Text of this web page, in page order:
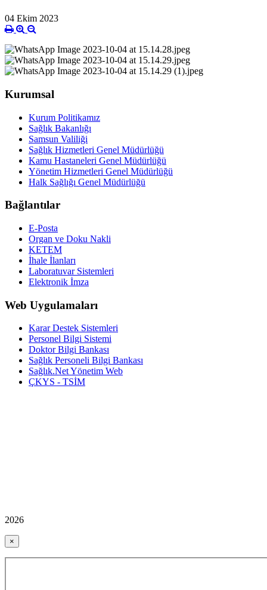
04 Ekim 2023
Kurumsal
Kurum Politikamız
Sağlık Bakanlığı
Samsun Valiliği
Sağlık Hizmetleri Genel Müdürlüğü
Kamu Hastaneleri Genel Müdürlüğü
Yönetim Hizmetleri Genel Müdürlüğü
Halk Sağlığı Genel Müdürlüğü
Bağlantılar
E-Posta
Organ ve Doku Nakli
KETEM
İhale İlanları
Laboratuvar Sistemleri
Elektronik İmza
Web Uygulamaları
Karar Destek Sistemleri
Personel Bilgi Sistemi
Doktor Bilgi Bankası
Sağlık Personeli Bilgi Bankası
Sağlık.Net Yönetim Web
ÇKYS - TSİM
2026
×